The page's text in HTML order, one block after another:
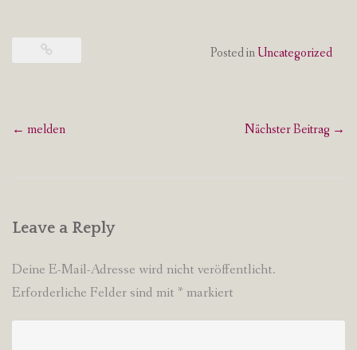
Posted inUncategorized
Post
← melden Nächster Beitrag →
Leave a Reply
Deine E-Mail-Adresse wird nicht veröffentlicht.
Erforderliche Felder sind mit * markiert